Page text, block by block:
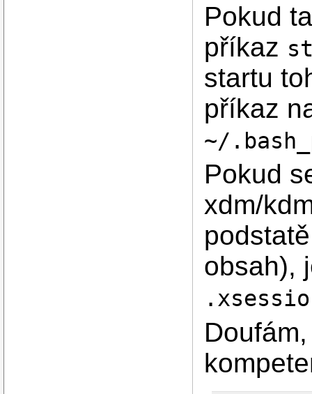
Pokud
příkaz
startu
příkaz
~/
Pokud
xdm/
obsah),